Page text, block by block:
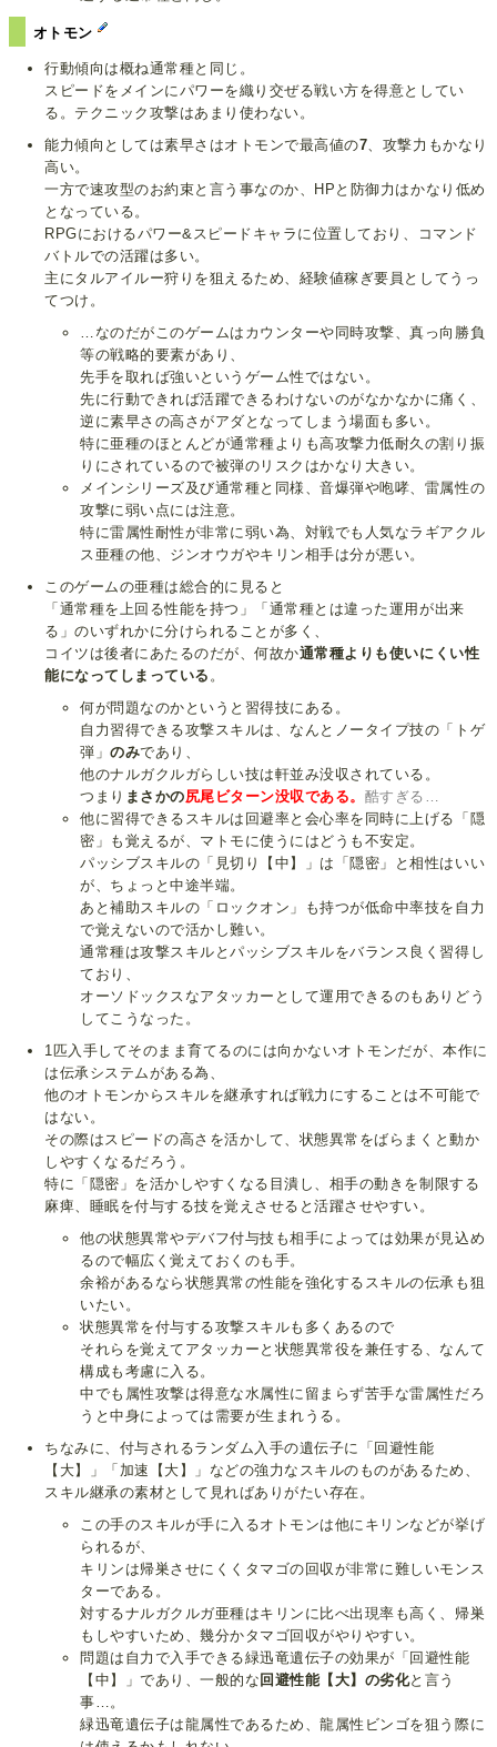
オトモン
行動傾向は概ね通常種と同じ。
スピードをメインにパワーを織り交ぜる戦い方を得意としてい
る。テクニック攻撃はあまり使わない。
能力傾向としては素早さはオトモンで最高値の7 、攻撃力もかなり
高い。
一方で速攻型のお約束と言う事なのか、HPと防御力はかなり低め
となっている。
RPGにおけるパワー&スピードキャラに位置しており、コマンド
バトルでの活躍は多い。
主にタルアイルー狩りを狙えるため、経験値稼ぎ要員としてうっ
てつけ。
…なのだがこのゲームはカウンターや同時攻撃、真っ向勝負
等の戦略的要素があり、
先手を取れば強いというゲーム性ではない。
先に行動できれば活躍できるわけないのがなかなかに痛く、
逆に素早さの高さがアダとなってしまう場面も多い。
特に亜種のほとんどが通常種よりも高攻撃力低耐久の割り振
りにされているので被弾のリスクはかなり大きい。
メインシリーズ及び通常種と同様、音爆弾や咆哮、雷属性の
攻撃に弱い点には注意。
特に雷属性耐性が非常に弱い為、対戦でも人気なラギアクル
ス亜種の他、ジンオウガやキリン相手は分が悪い。
このゲームの亜種は総合的に見ると
「通常種を上回る性能を持つ」「通常種とは違った運用が出来
る」のいずれかに分けられることが多く、
コイツは後者にあたるのだが、何故か通常種よりも使いにくい性
能になってしまっている 。
何が問題なのかというと習得技にある。
自力習得できる攻撃スキルは、なんとノータイプ技の「トゲ
弾」のみであり、
他のナルガクルガらしい技は軒並み没収されている。
つまり まさかの尻尾ビターン没収である。 酷すぎる…
他に習得できるスキルは回避率と会心率を同時に上げる「隠
密」も覚えるが、マトモに使うにはどうも不安定。
パッシブスキルの「見切り【中】」は「隠密」と相性はいい
が、ちょっと中途半端。
あと補助スキルの「ロックオン」も持つが低命中率技を自力
で覚えないので活かし難い。
通常種は攻撃スキルとパッシブスキルをバランス良く習得し
ており、
オーソドックスなアタッカーとして運用できるのもありどう
してこうなった。
1匹入手してそのまま育てるのには向かないオトモンだが、本作に
は伝承システムがある為、
他のオトモンからスキルを継承すれば戦力にすることは不可能で
はない。
その際はスピードの高さを活かして、状態異常をばらまくと動か
しやすくなるだろう。
特に「隠密」を活かしやすくなる目潰し、相手の動きを制限する
麻痺、睡眠を付与する技を覚えさせると活躍させやすい。
他の状態異常やデバフ付与技も相手によっては効果が見込め
るので幅広く覚えておくのも手。
余裕があるなら状態異常の性能を強化するスキルの伝承も狙
いたい。
状態異常を付与する攻撃スキルも多くあるので
それらを覚えてアタッカーと状態異常役を兼任する、なんて
構成も考慮に入る。
中でも属性攻撃は得意な水属性に留まらず苦手な雷属性だろ
うと中身によっては需要が生まれうる。
ちなみに、付与されるランダム入手の遺伝子に「回避性能
【大】」「加速【大】」などの強力なスキルのものがあるため、
スキル継承の素材として見ればありがたい存在。
この手のスキルが手に入るオトモンは他にキリンなどが挙げ
られるが、
キリンは帰巣させにくくタマゴの回収が非常に難しいモンス
ターである。
対するナルガクルガ亜種はキリンに比べ出現率も高く、帰巣
もしやすいため、幾分かタマゴ回収がやりやすい。
問題は自力で入手できる緑迅竜遺伝子の効果が「回避性能
【中】」であり、一般的な 回避性能【大】の劣化と言う
事…。
緑迅竜遺伝子は龍属性であるため、龍属性ビンゴを狙う際に